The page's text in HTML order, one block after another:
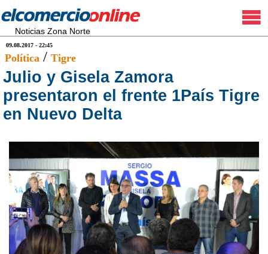
Noticias Zona Norte
09.08.2017 - 22:45
Política / Tigre
Julio y Gisela Zamora
presentaron el frente 1País Tigre
en Nuevo Delta